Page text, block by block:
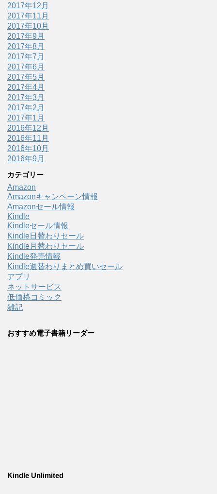
2017年12月
2017年11月
2017年10月
2017年9月
2017年8月
2017年7月
2017年6月
2017年5月
2017年4月
2017年3月
2017年2月
2017年1月
2016年12月
2016年11月
2016年10月
2016年9月
カテゴリー
Amazon
Amazonキャンペーン情報
Amazonセール情報
Kindle
Kindleセール情報
Kindle日替わりセール
Kindle月替わりセール
Kindle発売情報
Kindle週替わりまとめ買いセール
アプリ
ネットサービス
低価格コミック
雑記
おすすめ電子書籍リーダー
Kindle Unlimited